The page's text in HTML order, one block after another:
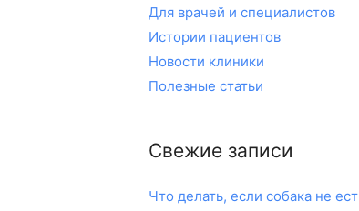
Для врачей и специалистов
Истории пациентов
Новости клиники
Полезные статьи
Свежие записи
Что делать, если собака не ест